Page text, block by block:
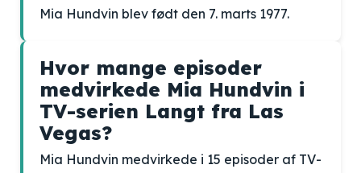
Mia Hundvin blev født den 7. marts 1977.
Hvor mange episoder
medvirkede Mia Hundvin i
TV-serien Langt fra Las
Vegas?
Mia Hundvin medvirkede i 15 episoder af TV-